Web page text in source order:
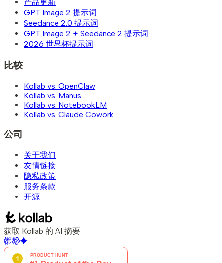
产品更新
GPT Image 2 提示词
Seedance 2.0 提示词
GPT Image 2 + Seedance 2 提示词
2026 世界杯提示词
比较
Kollab vs. OpenClaw
Kollab vs. Manus
Kollab vs. NotebookLM
Kollab vs. Claude Cowork
公司
关于我们
友情链接
隐私政策
服务条款
开源
获取 Kollab 的 AI 摘要